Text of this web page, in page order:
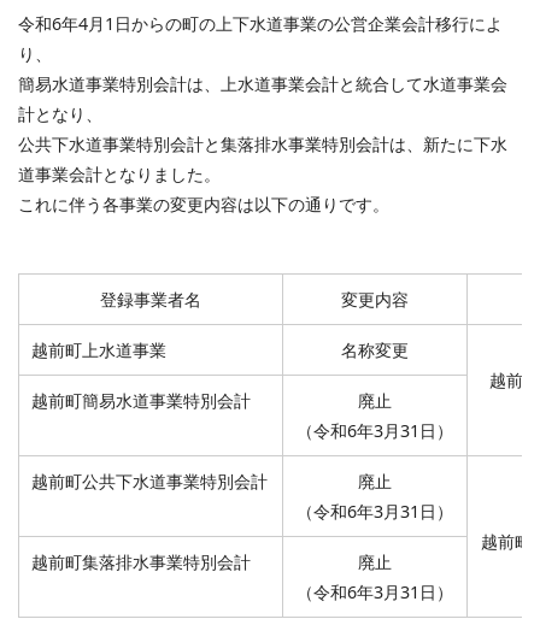
令和6年4月1日からの町の上下水道事業の公営企業会計移行によ
り、
簡易水道事業特別会計は、上水道事業会計と統合して水道事業会
計となり、
公共下水道事業特別会計と集落排水事業特別会計は、新たに下水
道事業会計となりました。
これに伴う各事業の変更内容は以下の通りです。
登録事業者名 変更内容
越前町上水道事業
名称変更
越前
越前町簡易水道事業特別会計
廃止
（令和6年3月31日）
越前町公共下水道事業特別会計
廃止
（令和6年3月31日）
越前町
越前町集落排水事業特別会計
廃止
（令和6年3月31日）